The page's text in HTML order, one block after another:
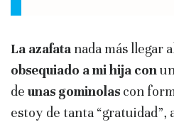
La azafata nada más llegar
obsequiado a mi hija con
de unas gominolas con
estoy de tanta “gratuidad”,